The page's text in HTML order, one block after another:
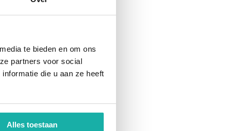
te bieden en om ons
partners voor social
die u aan ze heeft
Alles toestaan